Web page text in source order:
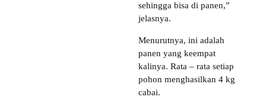
sehingga bisa di panen,”
jelasnya.
Menurutnya, ini adalah
panen yang keempat
kalinya. Rata – rata setiap
pohon menghasilkan 4 kg
cabai.